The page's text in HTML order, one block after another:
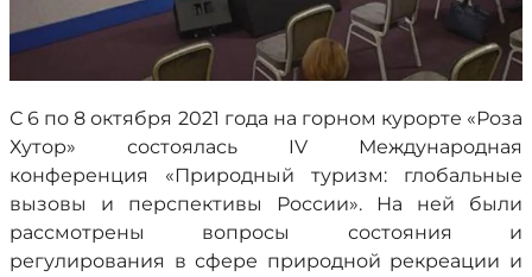
С 6 по 8 октября 2021 года на горном курорте «Роза
Хутор» состоялась IV Международная
конференция «Природный туризм: глобальные
вызовы и перспективы России». На ней были
рассмотрены вопросы состояния и
регулирования в сфере природной рекреации и